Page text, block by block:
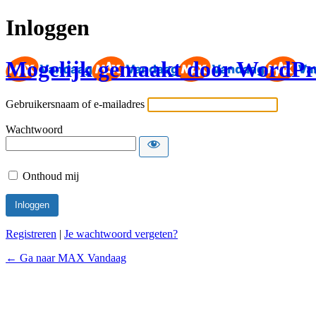
Inloggen
Mogelijk gemaakt door
Gebruikersnaam of e-mailadres
Wachtwoord
Onthoud mij
Registreren | Je wachtwoord vergeten?
← Ga naar MAX Vandaag